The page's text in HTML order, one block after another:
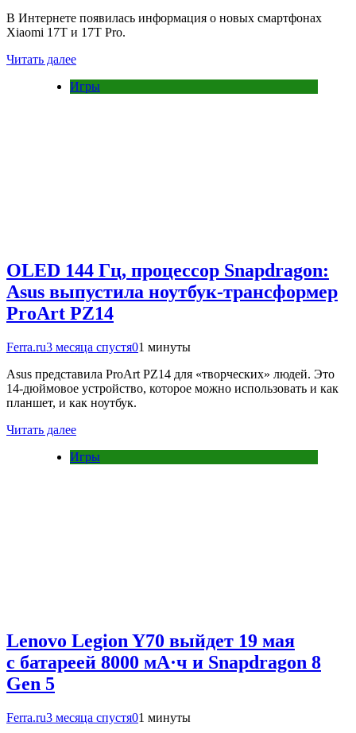
В Интернете появилась информация о новых смартфонах
Xiaomi 17T и 17T Pro.
Читать далее
Игры
OLED 144 Гц, процессор Snapdragon:
Asus выпустила ноутбук-трансформер
ProArt PZ14
Ferra.ru3 месяца спустя01 минуты
Asus представила ProArt PZ14 для «творческих» людей. Это
14-дюймовое устройство, которое можно использовать и как
планшет, и как ноутбук.
Читать далее
Игры
Lenovo Legion Y70 выйдет 19 мая
с батареей 8000 мА·ч и Snapdragon 8
Gen 5
Ferra.ru3 месяца спустя01 минуты